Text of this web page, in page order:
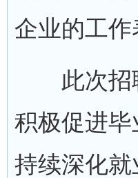
企业的工
此次招聘
积极促进
持续深化